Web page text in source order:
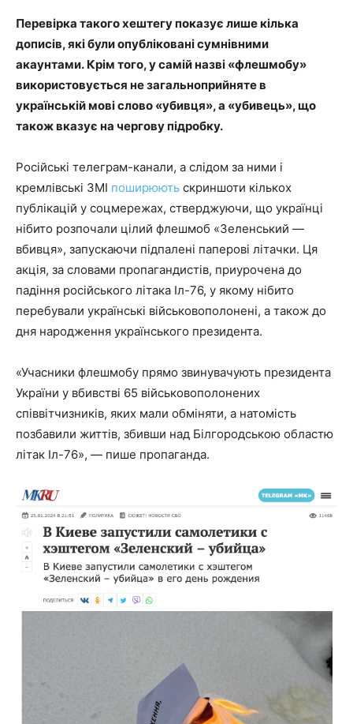
Перевірка такогохештегупоказує лише кілька
дописів, які були опубліковані сумнівними
акаунтами. Крім того, у самій назві «флешмобу»
використовується не загальноприйняте в
українській мові слово «убивця», а «убивець», що
також вказує на чергову підробку.
Російські телеграм-канали, а слідом за ними і
кремлівські ЗМІ поширюють скриншоти кількох
публікацій у соцмережах, стверджуючи, що українці
нібито розпочали цілий флешмоб «Зеленський —
вбивця», запускаючи підпалені паперові літачки. Ця
акція, за словами пропагандистів, приурочена до
падіння російського літака Іл-76, у якому нібито
перебували українські військовополонені, а також до
дня народження українського президента.
«Учасники флешмобу прямо звинувачують президента
України у вбивстві 65 військовополонених
співвітчизників, яких мали обміняти, а натомість
позбавили життів, збивши над Білгородською областю
літак Іл-76», — пише пропаганда.